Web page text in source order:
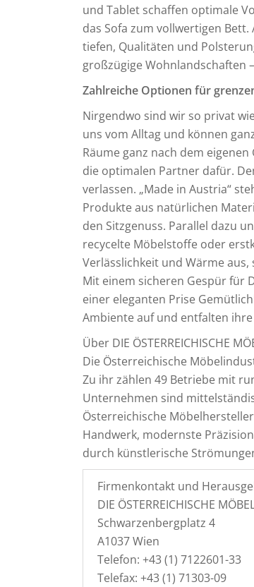
und Tablet schaffen optimale
das Sofa zum vollwertigen
tiefen, Qualitäten und
großzügige Wohnlandschaften
Zahlreiche Optionen für
Nirgendwo sind wir so privat
uns vom Alltag und können
Räume ganz nach dem
die optimalen Partner dafür.
verlassen. „Made in Austria“
Produkte aus natürlichen
den Sitzgenuss. Parallel dazu
recycelte Möbelstoffe oder
Verlässlichkeit und Wärme
Mit einem sicheren Gespür für
einer eleganten Prise
Ambiente auf und entfalten
Über DIE ÖSTERREICHISCHE
Die Österreichische
Zu ihr zählen 49 Betriebe mit
Unternehmen sind
Österreichische
Handwerk, modernste
durch künstlerische
Firmenkontakt und
DIE ÖSTERREICHISCHE
Schwarzenbergplatz 4
A1037 Wien
Telefon: +43 (1) 7122601-33
Telefax: +43 (1) 71303-09